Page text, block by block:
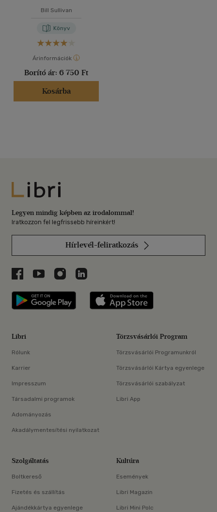
Bill Sullivan
Könyv
Árinformációk
Borító ár: 6 750 Ft
Kosárba
Libri
Legyen mindig képben az irodalommal!
Iratkozzon fel legfrissebb híreinkért!
Hírlevél-feliratkozás
Libri a Facebookon
Libri a Youtube-on
Libri az Instagramon
Libri a LinkedInen
Libri applikáció Szerezd meg: Google
Libri
Rólunk
Karrier
Impresszum
Társadalmi programok
Adományozás
Akadálymentesítési nyilatkozat
Törzsvásárlói Program
Törzsvásárlói Programunkról
Törzsvásárlói Kártya egyenlege
Törzsvásárlói szabályzat
Libri App
Szolgáltatás
Boltkereső
Fizetés és szállítás
Ajándékkártya egyenlege
Kultúra
Események
Libri Magazin
Libri Mini Polc